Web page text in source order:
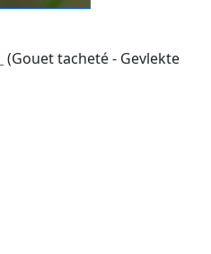
(Gouet tacheté - Gevlekte